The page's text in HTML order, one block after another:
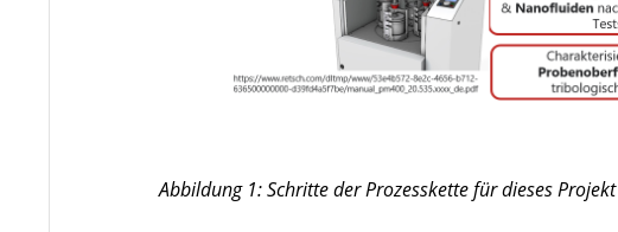
Abbildung 1: Schritte der Prozesskette für dieses Projekt